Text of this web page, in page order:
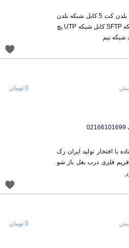
=-=-=-=-=-=-=-=-=-=- کابل شبکه بلدن کت 5 کابل شبکه بلدن
کت 6 فروش کابل شبکه کابل شبکه SFTP کابل شبکه UTP پچ
با افتخار تولید ایران رک
فلزی درب بغل باز شو
0 تومان
0 تومان